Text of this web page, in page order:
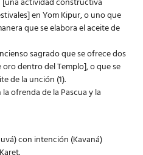
en Yom Kipur, o uno que
que se elabora el aceite de
sagrado que se ofrece dos
oro dentro del Templo], o que se
de la unción (1).
ofrenda de la Pascua y la
con intención (Kavaná)